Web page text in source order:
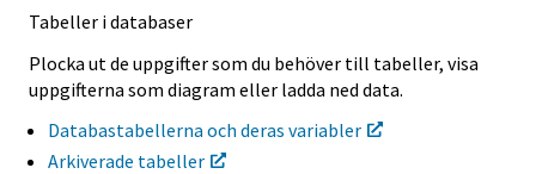
Tabeller i databaser
Plocka ut de uppgifter som du behöver till tabeller, visa
uppgifterna som diagram eller ladda ned data.
Databastabellerna och deras variabler
Arkiverade tabeller